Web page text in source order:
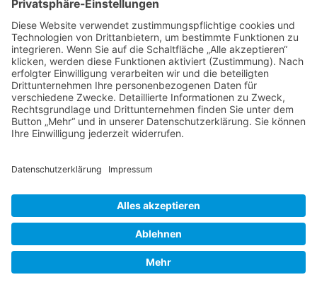
MRSA-Killerkeime in deutschen Krankenhäusern
NATURHEILKUNDE & PSYCHOTHERAPIE HEUTE
Natürliche Anti-Falten-Wunderwaffe: Hyaluron
Natürliche Apotheke – Heilpflanze Ingwer
Olivenöl - nicht nur ein Lebensmittel
Berufsbild Heilpraktiker
Therapien und Verfahren
Partner - Marktplatz